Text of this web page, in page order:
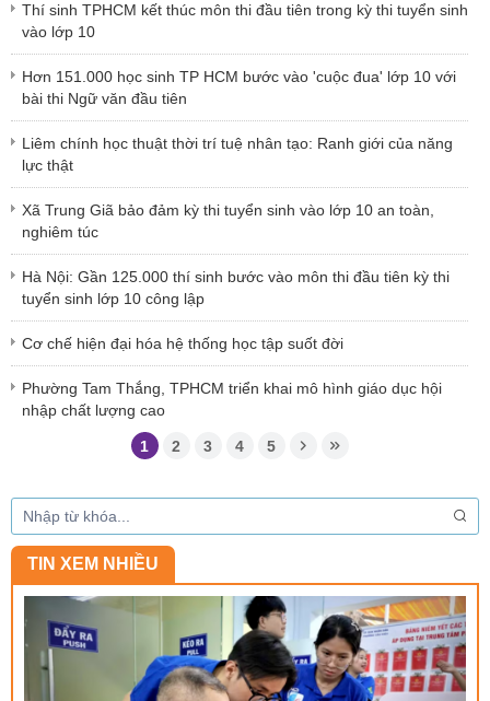
Thí sinh TPHCM kết thúc môn thi đầu tiên trong kỳ thi tuyển sinh
vào lớp 10
Hơn 151.000 học sinh TP HCM bước vào 'cuộc đua' lớp 10 với
bài thi Ngữ văn đầu tiên
Liêm chính học thuật thời trí tuệ nhân tạo: Ranh giới của năng
lực thật
Xã Trung Giã bảo đảm kỳ thi tuyển sinh vào lớp 10 an toàn,
nghiêm túc
Hà Nội: Gần 125.000 thí sinh bước vào môn thi đầu tiên kỳ thi
tuyển sinh lớp 10 công lập
Cơ chế hiện đại hóa hệ thống học tập suốt đời
Phường Tam Thắng, TPHCM triển khai mô hình giáo dục hội
nhập chất lượng cao
1 2 3 4 5
TIN XEM NHIỀU